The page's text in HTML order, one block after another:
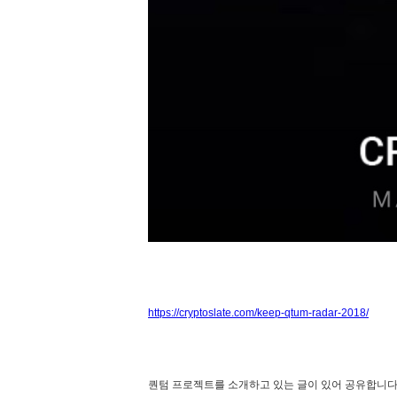
https://cryptoslate.com/keep-qtum-radar-2018/
퀀텀 프로젝트를 소개하고 있는 글이 있어 공유합니